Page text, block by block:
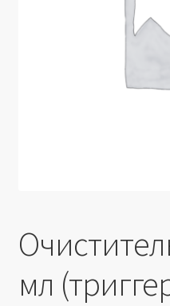
Юридические данные
мл